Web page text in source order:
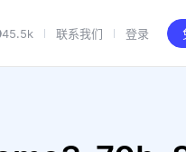
45.5k 联系我们 登录